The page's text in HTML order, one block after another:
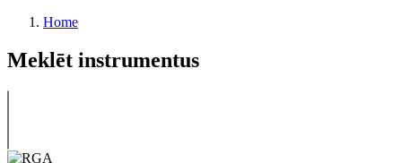
Home
Meklēt instrumentus